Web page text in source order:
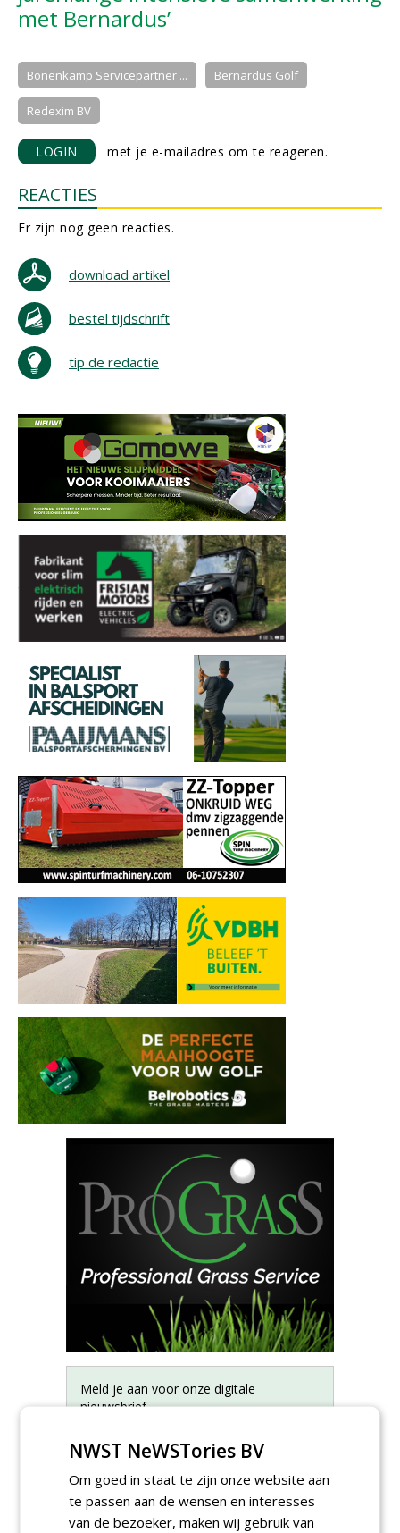
met Bernardus’
Bonenkamp Servicepartner ... Bernardus Golf
Redexim BV
LOGIN met je e-mailadres om te reageren.
REACTIES
Er zijn nog geen reacties.
download artikel
bestel tijdschrift
tip de redactie
Meld je aan voor onze digitale
nieuwsbrief.
NWST NeWSTories BV
Om goed in staat te zijn onze website aan
te passen aan de wensen en interesses
van de bezoeker, maken wij gebruik van